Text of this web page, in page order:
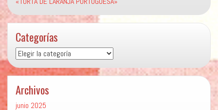
Categorías
Categorías
Archivos
junio 2025